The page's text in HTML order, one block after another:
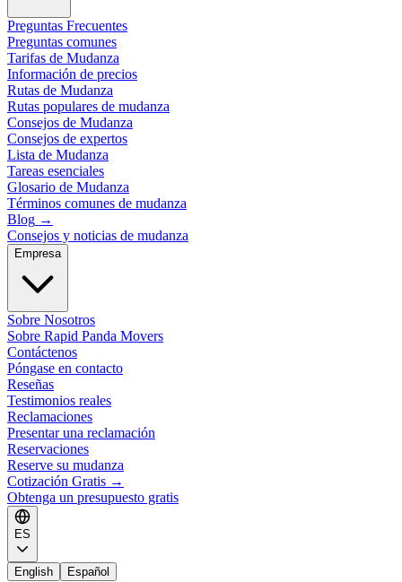
Preguntas Frecuentes
Preguntas comunes
Tarifas de Mudanza
Información de precios
Rutas de Mudanza
Rutas populares de mudanza
Consejos de Mudanza
Consejos de expertos
Lista de Mudanza
Tareas esenciales
Glosario de Mudanza
Términos comunes de mudanza
Blog →
Consejos y noticias de mudanza
Empresa
Sobre Nosotros
Sobre Rapid Panda Movers
Contáctenos
Póngase en contacto
Reseñas
Testimonios reales
Reclamaciones
Presentar una reclamación
Reservaciones
Reserve su mudanza
Cotización Gratis →
Obtenga un presupuesto gratis
ES
English Español